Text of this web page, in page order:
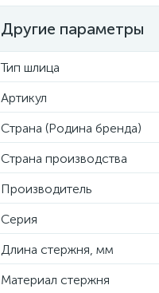
Другие параметры
Тип шлица
Артикул
Страна (Родина бренда)
Страна производства
Производитель
Серия
Длина стержня, мм
Материал стержня